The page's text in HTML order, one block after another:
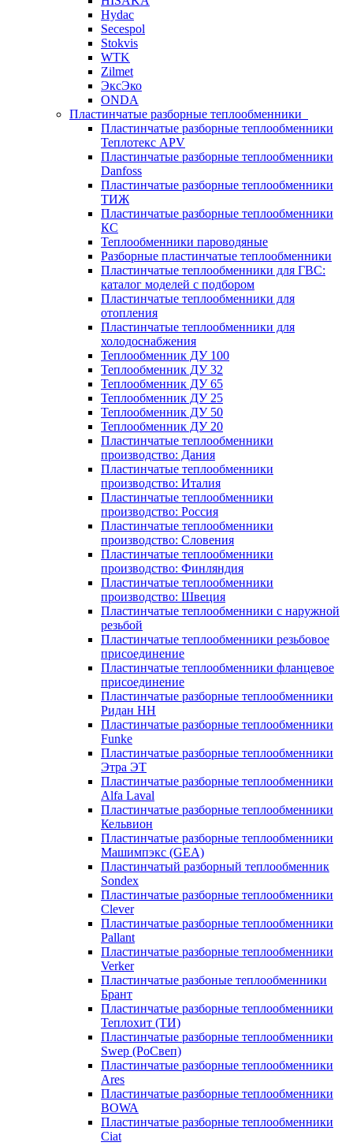
Hydac
Secespol
Stokvis
WTK
Zilmet
ЭксЭко
ONDA
Пластинчатые разборные теплообменники
Пластинчатые разборные теплообменники
Теплотекс APV
Пластинчатые разборные теплообменники
Danfoss
Пластинчатые разборные теплообменники
ТИЖ
Пластинчатые разборные теплообменники
КC
Теплообменники пароводяные
Разборные пластинчатые теплообменники
Пластинчатые теплообменники для ГВС:
каталог моделей с подбором
Пластинчатые теплообменники для
отопления
Пластинчатые теплообменники для
холодоснабжения
Теплообменник ДУ 100
Теплообменник ДУ 32
Теплообменник ДУ 65
Теплообменник ДУ 25
Теплообменник ДУ 50
Теплообменник ДУ 20
Пластинчатые теплообменники
производство: Дания
Пластинчатые теплообменники
производство: Италия
Пластинчатые теплообменники
производство: Россия
Пластинчатые теплообменники
производство: Словения
Пластинчатые теплообменники
производство: Финляндия
Пластинчатые теплообменники
производство: Швеция
Пластинчатые теплообменники с наружной
резьбой
Пластинчатые теплообменники резьбовое
присоединение
Пластинчатые теплообменники фланцевое
присоединение
Пластинчатые разборные теплообменники
Ридан НН
Пластинчатые разборные теплообменники
Funke
Пластинчатые разборные теплообменники
Этра ЭТ
Пластинчатые разборные теплообменники
Alfa Laval
Пластинчатые разборные теплообменники
Кельвион
Пластинчатые разборные теплообменники
Машимпэкс (GEA)
Пластинчатый разборный теплообменник
Sondex
Пластинчатые разборные теплообменники
Clever
Пластинчатые разборные теплообменники
Pallant
Пластинчатые разборные теплообменники
Verker
Пластинчатые разбоные теплообменники
Брант
Пластинчатые разборные теплообменники
Теплохит (ТИ)
Пластинчатые разборные теплообменники
Swep (РоСвеп)
Пластинчатые разборные теплообменники
Ares
Пластинчатые разборные теплообменники
BOWA
Пластинчатые разборные теплообменники
Ciat